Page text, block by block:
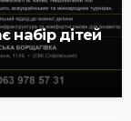
набір дітей